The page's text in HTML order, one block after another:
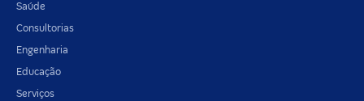
Saúde
Consultorias
Engenharia
Educação
Serviços